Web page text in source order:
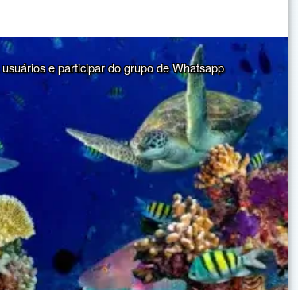
e participar do grupo de Whatsapp